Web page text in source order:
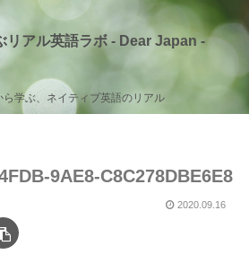
リアル英語ラボ - Dear Japan -
ら学ぶ、ネイティブ英語のリアル
9AE8-C8C278DBE6E8
2020.09.16